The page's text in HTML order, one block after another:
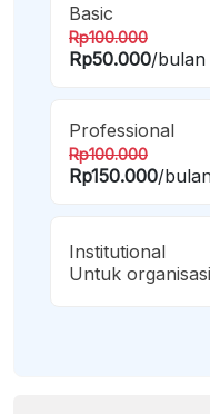
Basic
Rp100.000
Rp50.000/bulan
Professional
Rp100.000
Rp150.000/
Institutional
Untuk organisasi